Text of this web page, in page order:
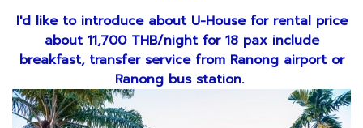
I'd like to introduce about U-House for rental price
about 11,700 THB/night for 18 pax include
breakfast, transfer service from Ranong airport or
Ranong bus station.